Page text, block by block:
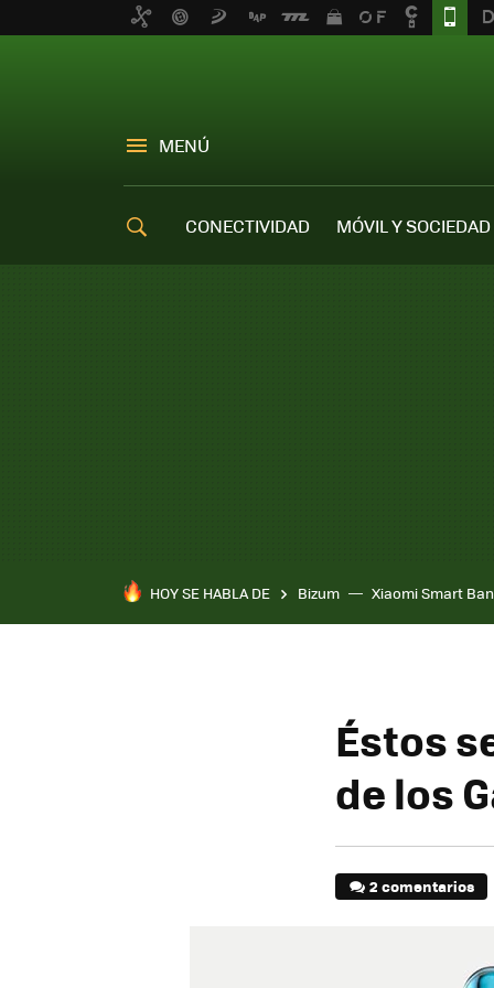
MENÚ
CONECTIVIDAD
MÓVIL Y SOCIEDAD
HOY SE HABLA DE Bizum Xiaomi Smart
Éstos
de los
2 comentarios